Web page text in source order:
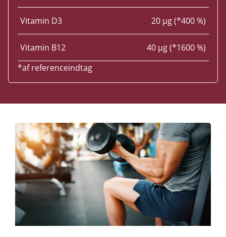
Vitamin D3 20 µg (*400 %)
Vitamin B12
40 µg (*1600 %)
*af referenceindtag